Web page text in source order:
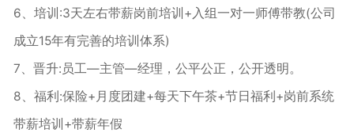
6、培训:3天左右带薪岗前培训+入组一对一师傅带教(公司
成立15年有完善的培训体系)
7、晋升:员工—主管—经理，公平公正，公开透明。
8、福利:保险+月度团建+每天下午茶+节日福利+岗前系统
带薪培训+带薪年假